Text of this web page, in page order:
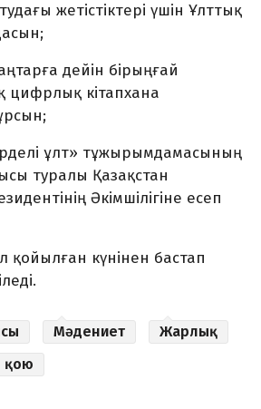
жетістіктері үшін Ұлттық
дейін бірыңғай
цифрлық кітапхана
ұлт» тұжырымдамасының
туралы Қазақстан
Әкімшілігіне есеп
күнінен бастап
Мәдениет
Жарлық
қою